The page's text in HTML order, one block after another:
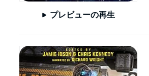
プレビューの再生